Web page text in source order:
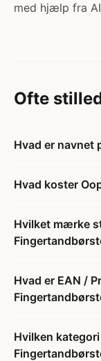
med hjælp fra
Ofte
Hvad er navnet
Hvad koster
Hvilket mærke
Hvad er EAN /
Hvilken